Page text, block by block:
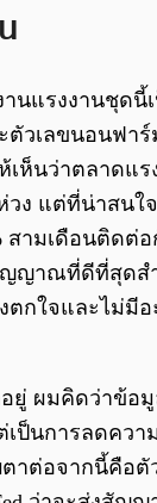
นแรงงานชุดนี้
ตัวเลขนอนฟา
เห็นว่าตลาดแ
ง แต่ที่น่าสนใ
สามเดือนติดต่
ญาณที่ดีที่สุดส
ตกใจและไม่มีอ
ยู่ ผมคิดว่าข้อ
ป็นการลดควา
าต่อจากนี้คือตั